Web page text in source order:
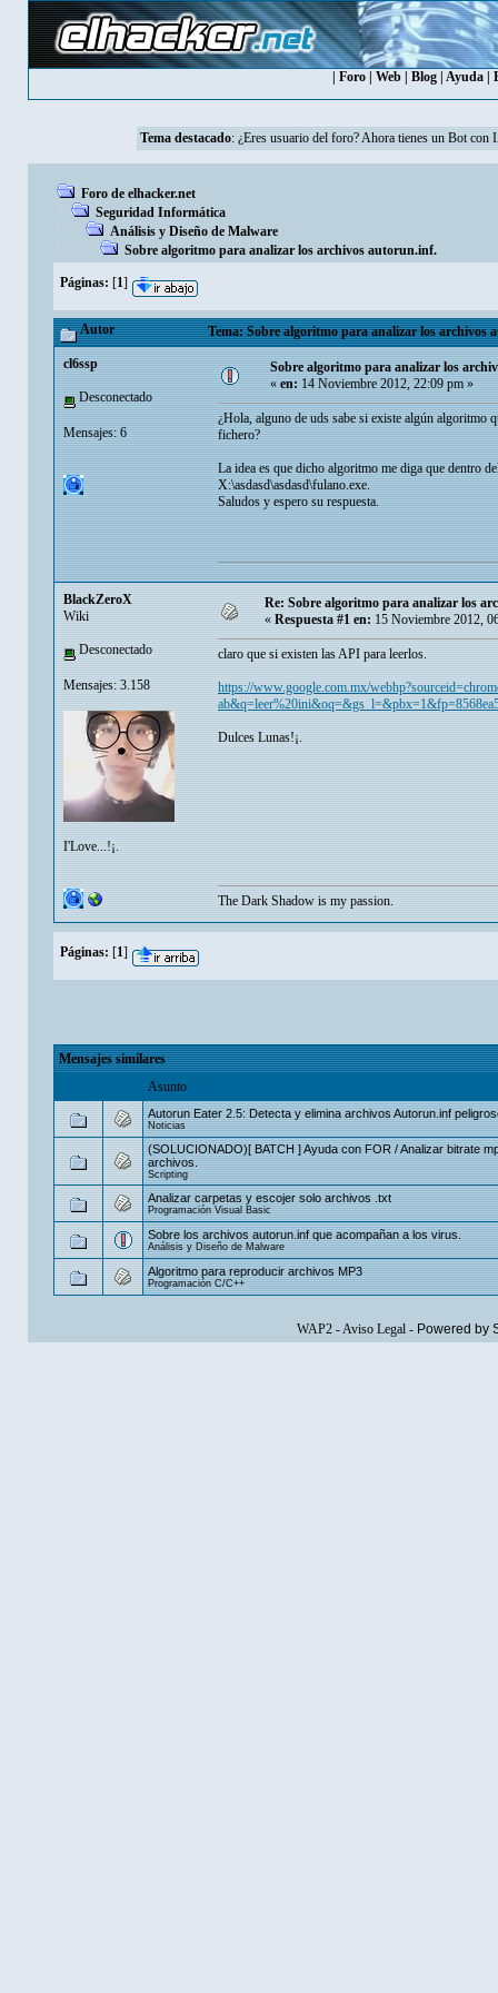
Foro| Web| Blog| Ayuda|
Tema destacado: ¿Eres usuario del foro? Ahora tienes un Bot con
Foro de elhacker.net
Seguridad Informática
Análisis y Diseño de Malware
Sobre algoritmo para analizar los archivos autorun.inf.
Páginas: [1]
Autor Tema: Sobre algoritmo para analizar los archivos
cl6ssp
Desconectado
Mensajes: 6
Sobre algoritmo para analizar los
«en:14 Noviembre 2012, 22:09 pm »
¿Hola, alguno de uds sabe si existe algún algoritmo
fichero?
La idea es que dicho algoritmo me diga que dentro
X:\asdasd\asdasd\fulano.exe.
Saludos y espero su respuesta.
BlackZeroX
Wiki
Desconectado
Mensajes: 3.158
I'Love...!¡.
Re: Sobre algoritmo para analizar los
« Respuesta #1 en: 15 Noviembre 2012,
claro que si existen las API para leerlos.
https://www.google.com.mx/
Dulces Lunas!¡.
The Dark Shadow is my passion.
Páginas: [1]
Mensajes similares
Asunto
Autorun Eater 2.5: Detecta y elimina archivos Autorun.inf
Noticias
(SOLUCIONADO)[ BATCH ] Ayuda con FOR / Analizar bitrate
archivos.
Scripting
Analizar carpetas y escojer solo archivos .txt
Programación Visual Basic
Sobre los archivos autorun.inf que acompañan a los virus.
Análisis y Diseño de Malware
Algoritmo para reproducir archivos MP3
Programación C/C++
WAP2-Aviso Legal- Powered by